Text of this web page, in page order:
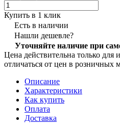
Купить в 1 клик
Есть в наличии
Нашли дешевле?
Уточняйте наличие при
Цена действительна только для
отличаться от цен в розничных
Описание
Характеристики
Как купить
Оплата
Доставка